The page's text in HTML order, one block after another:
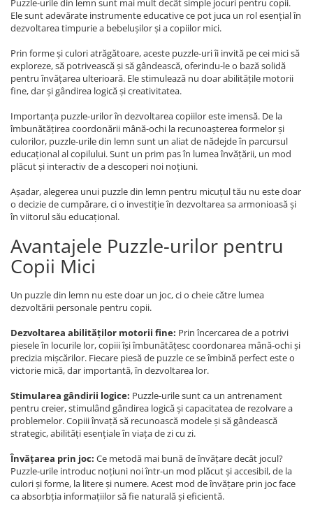
Ele sunt adevărate instrumente educative ce pot juca un rol esențial în
dezvoltarea timpurie a bebelușilor și a copiilor mici.
Prin forme și culori atrăgătoare, aceste puzzle-uri îi invită pe cei mici să
exploreze, să potrivească și să gândească, oferindu-le o bază solidă
pentru învățarea ulterioară. Ele stimulează nu doar abilitățile motorii
fine, dar și gândirea logică și creativitatea.
Importanța puzzle-urilor în dezvoltarea copiilor este imensă. De la
îmbunătățirea coordonării mână-ochi la recunoașterea formelor și
culorilor, puzzle-urile din lemn sunt un aliat de nădejde în parcursul
educațional al copilului. Sunt un prim pas în lumea învățării, un mod
plăcut și interactiv de a descoperi noi noțiuni.
Așadar, alegerea unui puzzle din lemn pentru micuțul tău nu este doar
o decizie de cumpărare, ci o investiție în dezvoltarea sa armonioasă și
în viitorul său educațional.
Avantajele Puzzle-urilor pentru
Copii Mici
Un puzzle din lemn nu este doar un joc, ci o cheie către lumea
dezvoltării personale pentru copii.
Dezvoltarea abilităților motorii fine: Prin încercarea de a potrivi
piesele în locurile lor, copiii își îmbunătățesc coordonarea mână-ochi și
precizia mișcărilor. Fiecare piesă de puzzle ce se îmbină perfect este o
victorie mică, dar importantă, în dezvoltarea lor.
Stimularea gândirii logice: Puzzle-urile sunt ca un antrenament
pentru creier, stimulând gândirea logică și capacitatea de rezolvare a
problemelor. Copiii învață să recunoască modele și să gândească
strategic, abilități esențiale în viața de zi cu zi.
Învățarea prin joc: Ce metodă mai bună de învățare decât jocul?
Puzzle-urile introduc noțiuni noi într-un mod plăcut și accesibil, de la
culori și forme, la litere și numere. Acest mod de învățare prin joc face
ca absorbția informațiilor să fie naturală și eficientă.